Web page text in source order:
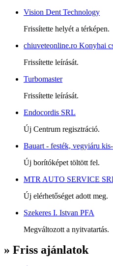
Vision Dent Technology
Frissítette helyét a térképen.
chiuveteonline.ro Konyhai
Frissítette leírását.
Turbomaster
Frissítette leírását.
Endocordis SRL
Új Centrum regisztráció.
Bauart - festék, vegyiáru
Új borítóképet töltött fel.
MTR AUTO SERVICE
Új elérhetőséget adott meg.
Szekeres I. Istvan PFA
Megváltozott a nyitvatartás.
» Friss ajánlatok